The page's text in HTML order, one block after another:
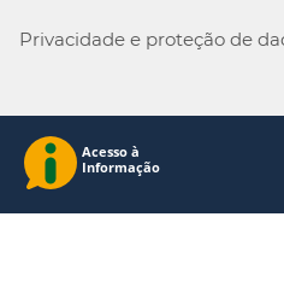
Privacidade e proteção de